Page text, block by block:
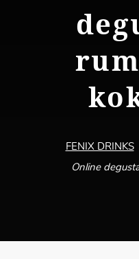
FENIX DRINKS
Online